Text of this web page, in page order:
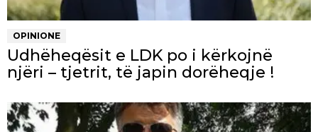
OPINIONE
Udhëheqësit e LDK po i kërkojnë
njëri – tjetrit, të japin dorëheqje !